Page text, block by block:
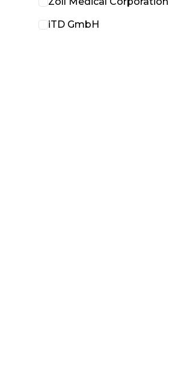
iTD GmbH